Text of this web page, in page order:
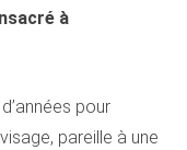
à
pour
pareille à une